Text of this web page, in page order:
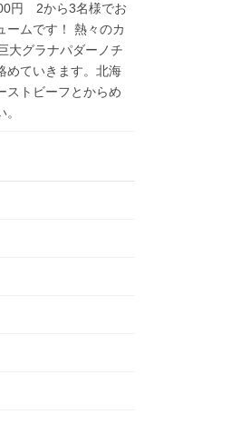
円 2から3名様でお
ームです！ 熱々のカ
大グラナパダーノチ
めていきます。北海
ストビーフとからめ